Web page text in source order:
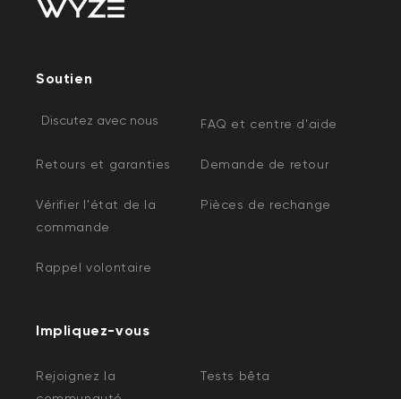
Soutien
Discutez avec nous FAQ et centre d'aide
Retours et garanties Demande de retour
Vérifier l'état de la
commande
Pièces de rechange
Rappel volontaire
Impliquez-vous
Rejoignez la
Tests bêta